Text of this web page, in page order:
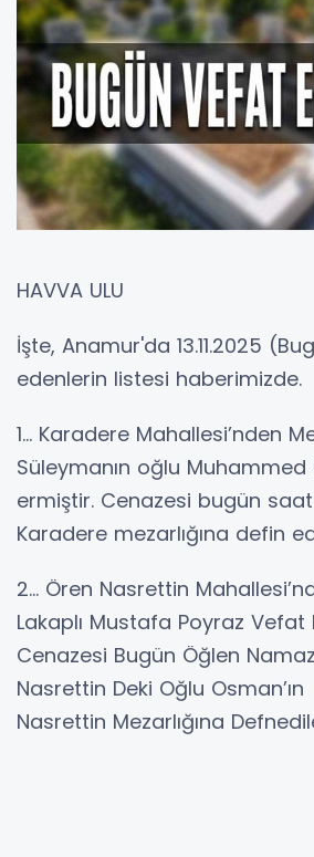
HAVVA ULU
İşte, Anamur'da 13.11.2025
edenlerin listesi haberimizde.
1… Karadere Mahallesi’nden
Süleymanın oğlu
ermiştir. Cenazesi bugün saat
Karadere mezarlığına defin
2… Ören Nasrettin
Lakaplı Mustafa Poyraz Vefat
Cenazesi Bugün Öğlen
Nasrettin Deki Oğlu
Nasrettin Mezarlığına